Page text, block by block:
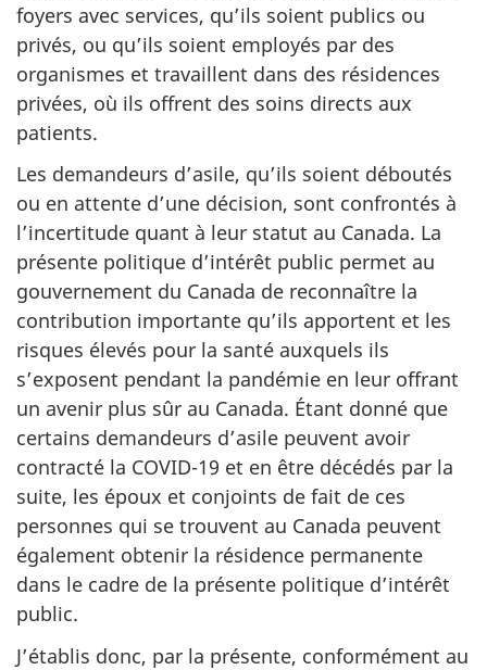
foyers avec services, qu’ils soient publics ou
privés, ou qu’ils soient employés par des
organismes et travaillent dans des résidences
privées, où ils offrent des soins directs aux
patients.
Les demandeurs d’asile, qu’ils soient déboutés
ou en attente d’une décision, sont confrontés à
l’incertitude quant à leur statut au Canada. La
présente politique d’intérêt public permet au
gouvernement du Canada de reconnaître la
contribution importante qu’ils apportent et les
risques élevés pour la santé auxquels ils
s’exposent pendant la pandémie en leur offrant
un avenir plus sûr au Canada. Étant donné que
certains demandeurs d’asile peuvent avoir
contracté la COVID-19 et en être décédés par la
suite, les époux et conjoints de fait de ces
personnes qui se trouvent au Canada peuvent
également obtenir la résidence permanente
dans le cadre de la présente politique d’intérêt
public.
J’établis donc, par la présente, conformément au